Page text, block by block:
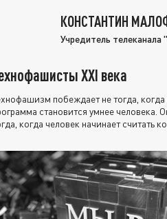
КОНСТАНТИН
Учредитель телеканала
XXI века
побеждает не тогда,
становится умнее человека.
когда человек начинает считать